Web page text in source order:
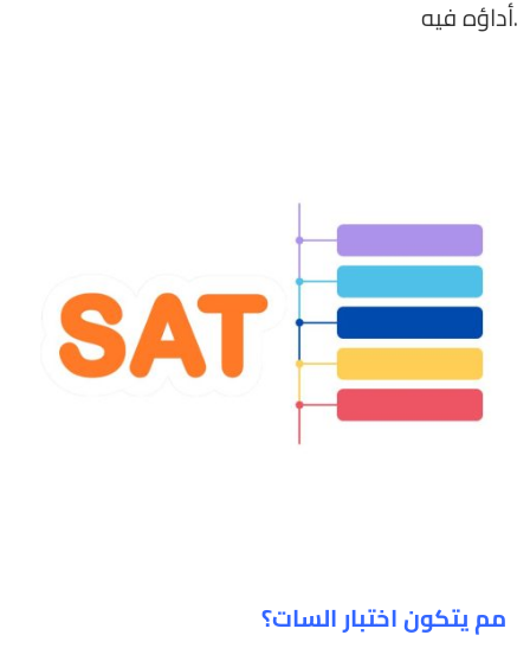
أداؤه فيه.
مم يتكون اختبار السات؟